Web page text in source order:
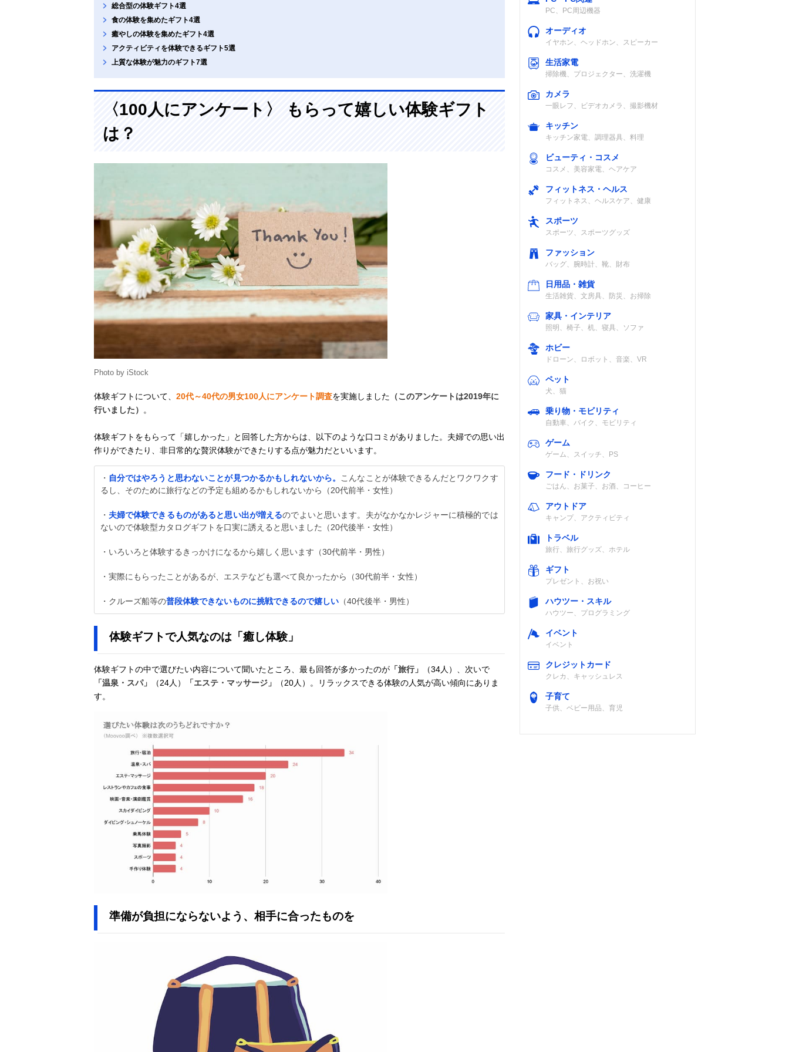
総合型の体験ギフト4選
食の体験を集めたギフト4選
癒やしの体験を集めたギフト4選
アクティビティを体験できるギフト5選
上質な体験が魅力のギフト7選
〈100人にアンケート〉 もらって嬉しい体験ギフト
は？
Photo by iStock
体験ギフトについて、 20代～40代の男女100人にアンケート調査を実施しました （このアンケートは2019年に
行いました） 。
体験ギフトをもらって「嬉しかった」と回答した方からは、以下のような口コミがありました。夫婦での思い出
作りができたり、非日常的な贅沢体験ができたりする点が魅力だといいます。
・ 自分ではやろうと思わないことが見つかるかもしれないから。 こんなことが体験できるんだとワクワクす
るし、そのために旅行などの予定も組めるかもしれないから（20代前半・女性）
・ 夫婦で体験できるものがあると思い出が増えるのでよいと思います。夫がなかなかレジャーに積極的では
ないので体験型カタログギフトを口実に誘えると思いました（20代後半・女性）
・いろいろと体験するきっかけになるから嬉しく思います（30代前半・男性）
・実際にもらったことがあるが、エステなども選べて良かったから（30代前半・女性）
・クルーズ船等の普段体験できないものに挑戦できるので嬉しい（40代後半・男性）
体験ギフトで人気なのは「癒し体験」
体験ギフトの中で選びたい内容について聞いたところ、最も回答が多かったのが「旅行」
（34人）、次いで
「温泉・スパ」
（24人） 「エステ・マッサージ」
（20人）。リラックスできる体験の人気が高い傾向にありま
す。
準備が負担にならないよう、相手に合ったものを
PC、PC周辺機器
オーディオ
イヤホン、ヘッドホン、スピーカー
生活家電
掃除機、プロジェクター、洗濯機
カメラ
一眼レフ、ビデオカメラ、撮影機材
キッチン
キッチン家電、調理器具、料理
ビューティ・コスメ
コスメ、美容家電、ヘアケア
フィットネス・ヘルス
フィットネス、ヘルスケア、健康
スポーツ
スポーツ、スポーツグッズ
ファッション
バッグ、腕時計、靴、財布
日用品・雑貨
生活雑貨、文房具、防災、お掃除
家具・インテリア
照明、椅子、机、寝具、ソファ
ホビー
ドローン、ロボット、音楽、VR
ペット
犬、猫
乗り物・モビリティ
自動車、バイク、モビリティ
ゲーム
ゲーム、スイッチ、PS
フード・ドリンク
ごはん、お菓子、お酒、コーヒー
アウトドア
キャンプ、アクティビティ
トラベル
旅行、旅行グッズ、ホテル
ギフト
プレゼント、お祝い
ハウツー・スキル
ハウツー、プログラミング
イベント
イベント
クレジットカード
クレカ、キャッシュレス
子育て
子供、ベビー用品、育児